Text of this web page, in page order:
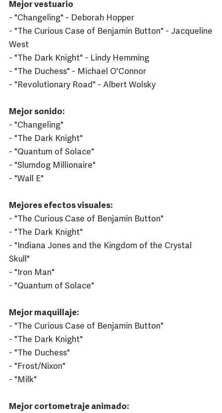
Mejor vestuario
- "Changeling" - Deborah Hopper
- "The Curious Case of Benjamin Button" - Jacqueline
West
- "The Dark Knight" - Lindy Hemming
- "The Duchess" - Michael O'Connor
- "Revolutionary Road" - Albert Wolsky
Mejor sonido:
- "Changeling"
- "The Dark Knight"
- "Quantum of Solace"
- "Slumdog Millionaire"
- "Wall E"
Mejores efectos visuales:
- "The Curious Case of Benjamin Button"
- "The Dark Knight"
- "Indiana Jones and the Kingdom of the Crystal
Skull"
- "Iron Man"
- "Quantum of Solace"
Mejor maquillaje:
- "The Curious Case of Benjamin Button"
- "The Dark Knight"
- "The Duchess"
- "Frost/Nixon"
- "Milk"
Mejor cortometraje animado: